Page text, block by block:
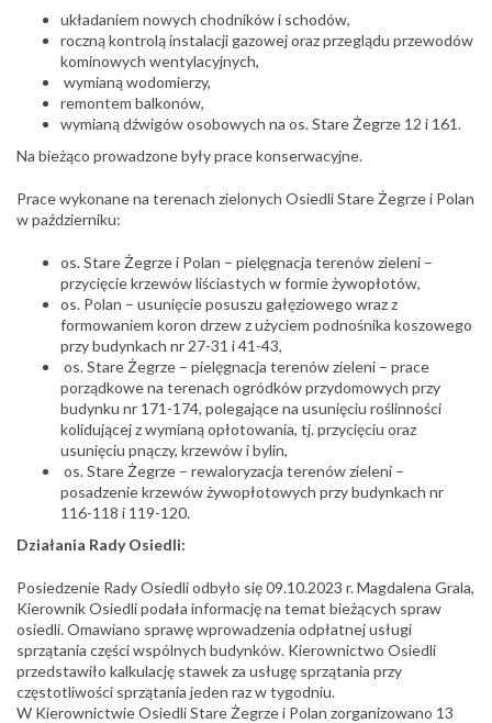
układaniem nowych chodników i schodów,
roczną kontrolą instalacji gazowej oraz przeglądu przewodów
kominowych wentylacyjnych,
wymianą wodomierzy,
remontem balkonów,
wymianą dźwigów osobowych na os. Stare Żegrze 12 i 161.
Na bieżąco prowadzone były prace konserwacyjne.
Prace wykonane na terenach zielonych Osiedli Stare Żegrze i Polan
w październiku:
os. Stare Żegrze i Polan – pielęgnacja terenów zieleni –
przycięcie krzewów liściastych w formie żywopłotów,
os. Polan – usunięcie posuszu gałęziowego wraz z
formowaniem koron drzew z użyciem podnośnika koszowego
przy budynkach nr 27-31 i 41-43,
os. Stare Żegrze – pielęgnacja terenów zieleni – prace
porządkowe na terenach ogródków przydomowych przy
budynku nr 171-174, polegające na usunięciu roślinności
kolidującej z wymianą opłotowania, tj. przycięciu oraz
usunięciu pnączy, krzewów i bylin,
os. Stare Żegrze – rewaloryzacja terenów zieleni –
posadzenie krzewów żywopłotowych przy budynkach nr
116-118 i 119-120.
Działania Rady Osiedli:
Posiedzenie Rady Osiedli odbyło się 09.10.2023 r. Magdalena Grala,
Kierownik Osiedli podała informację na temat bieżących spraw
osiedli. Omawiano sprawę wprowadzenia odpłatnej usługi
sprzątania części wspólnych budynków. Kierownictwo Osiedli
przedstawiło kalkulację stawek za usługę sprzątania przy
częstotliwości sprzątania jeden raz w tygodniu.
W Kierownictwie Osiedli Stare Żegrze i Polan zorganizowano 13